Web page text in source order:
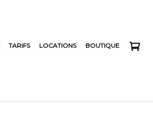
TARIFS LOCATIONS BOUTIQUE